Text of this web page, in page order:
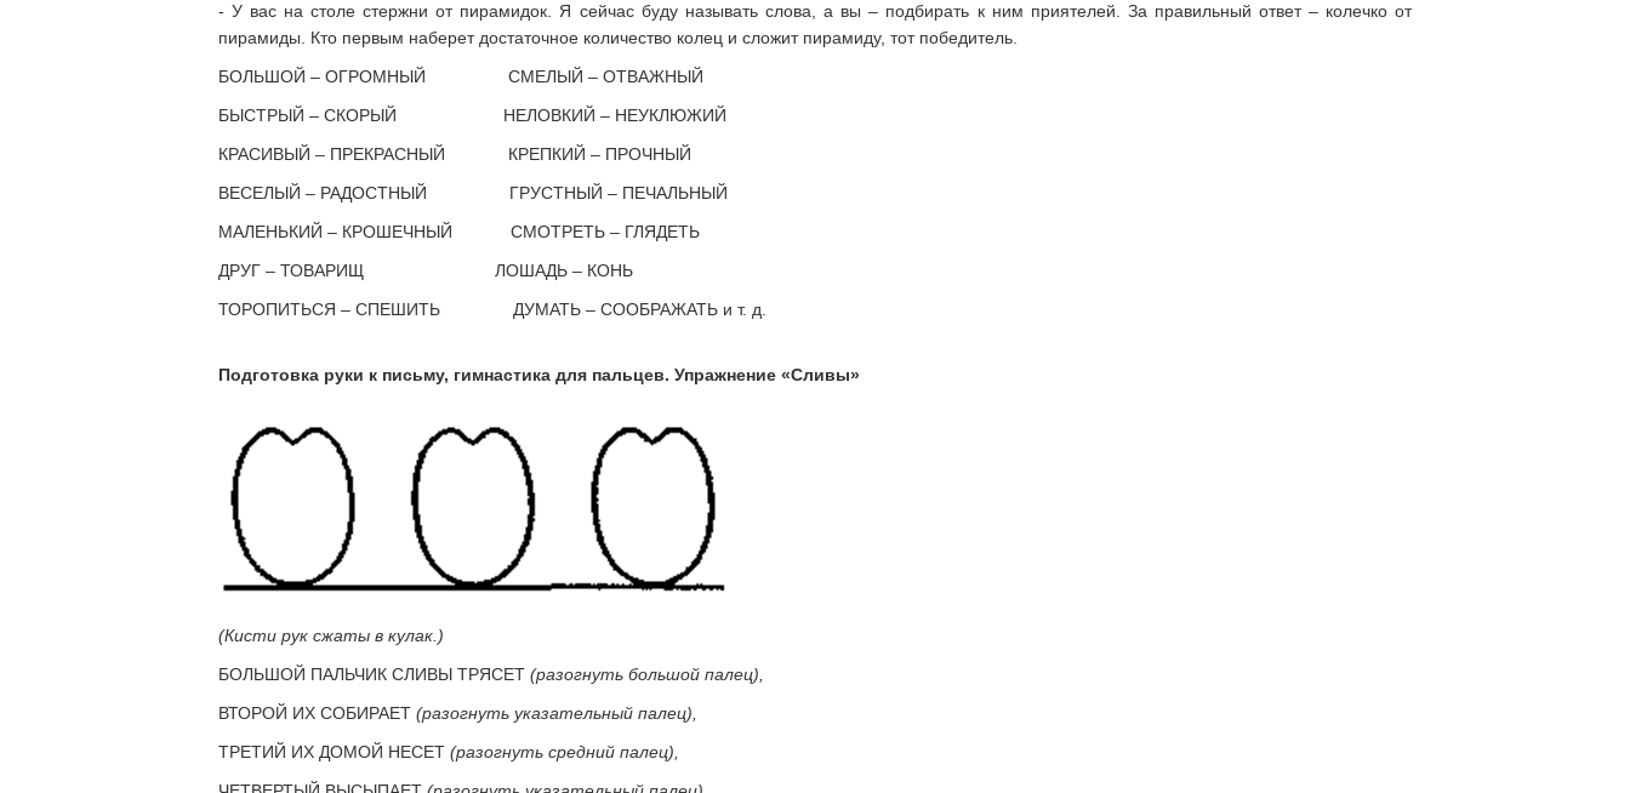
- У вас на столе стержни от пирамидок. Я сейчас буду называть слова, а вы – подбирать к ним приятелей. За правильный ответ – колечко от
пирамиды. Кто первым наберет достаточное количество колец и сложит пирамиду, тот победитель.
БОЛЬШОЙ – ОГРОМНЫЙ СМЕЛЫЙ – ОТВАЖНЫЙ
БЫСТРЫЙ – СКОРЫЙ НЕЛОВКИЙ – НЕУКЛЮЖИЙ
КРАСИВЫЙ – ПРЕКРАСНЫЙ КРЕПКИЙ – ПРОЧНЫЙ
ВЕСЕЛЫЙ – РАДОСТНЫЙ ГРУСТНЫЙ – ПЕЧАЛЬНЫЙ
МАЛЕНЬКИЙ – КРОШЕЧНЫЙ СМОТРЕТЬ – ГЛЯДЕТЬ
ДРУГ – ТОВАРИЩ ЛОШАДЬ – КОНЬ
ТОРОПИТЬСЯ – СПЕШИТЬ ДУМАТЬ – СООБРАЖАТЬ и т. д.
Подготовка руки к письму, гимнастика для пальцев. Упражнение «Сливы»
(Кисти рук сжаты в кулак.)
БОЛЬШОЙ ПАЛЬЧИК СЛИВЫ ТРЯСЕТ (разогнуть большой палец),
ВТОРОЙ ИХ СОБИРАЕТ (разогнуть указательный палец),
ТРЕТИЙ ИХ ДОМОЙ НЕСЕТ (разогнуть средний палец),